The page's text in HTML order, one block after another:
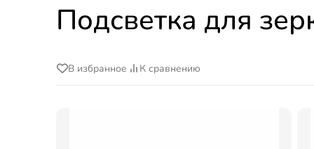
Подсветка для
В избранное К сравнению